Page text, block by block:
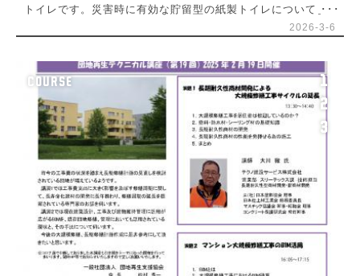
トイレです。災害時に有効な貯留型の紙製トイレについて＿
2026-3-6
COURSE
1
2
3